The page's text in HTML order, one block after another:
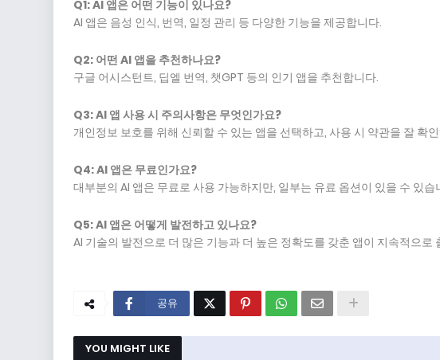
Q1: AI 앱은 어떤 기능이 있나요?
AI 앱은 음성 인식, 번역, 일정 관리 등 다양한 기능을 제공합니다.
Q2: 어떤 AI 앱을 추천하나요?
구글 어시스턴트, 딥엘 번역, 챗GPT 등의 인기 앱을 추천합니다.
Q3: AI 앱 사용 시 주의사항은 무엇인가요?
개인정보 보호를 위해 신뢰할 수 있는 앱을 선택하고, 사용 시 약관을 잘 확
Q4: AI 앱은 무료인가요?
대부분의 AI 앱은 무료로 사용 가능하지만, 일부는 유료 옵션이 있을 수 있습
Q5: AI 앱은 어떻게 발전하고 있나요?
AI 기술의 발전으로 더 많은 기능과 더 높은 정확도를 갖춘 앱이 지속적으로
공유
YOU MIGHT LIKE